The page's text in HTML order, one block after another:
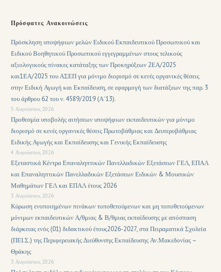
Πρόσφατες Ανακοινώσεις
Πρόσκληση υποψήφιων μελών Ειδικού Εκπαιδευτικού Προσωπικού και
Ειδικού Βοηθητικού Προσωπικού εγγεγραμμένων στους τελικούς
αξιολογικούς πίνακες κατάταξης των Προκηρύξεων 2ΕΑ/2025
και1ΕΑ/2025 του ΑΣΕΠ για μόνιμο διορισμό σε κενές οργανικές θέσεις
στην Ειδική Αγωγή και Εκπαίδευση, σε εφαρμογή των διατάξεων της παρ. 3
του άρθρου 62 του ν. 4589/2019 (Α΄13).
5 Αυγούστου, 2026
Προθεσμία υποβολής αιτήσεων υποψήφιων εκπαιδευτικών για μόνιμο
διορισμό σε κενές οργανικές θέσεις Πρωτοβάθμιας και Δευτεροβάθμιας
Ειδικής Αγωγής και Εκπαίδευσης και Γενικής Εκπαίδευσης
4 Αυγούστου, 2026
Εξεταστικά Κέντρα Επαναληπτικών Πανελλαδικών Εξετάσεων ΓΕΛ, ΕΠΑΛ
και Επαναληπτικών Πανελλαδικών Εξετάσεων Ειδικών & Μουσικών
Μαθημάτων ΓΕΛ και ΕΠΑΛ έτους 2026
3 Αυγούστου, 2026
Κύρωση ενοποιημένων πινάκων τοποθετούμενων και μη τοποθετούμενων
μόνιμων εκπαιδευτικών Α/θμιας & Β/θμιας εκπαίδευσης με απόσπαση
διάρκειας ενός (01) διδακτικού έτους2026-2027, στα Πειραματικά Σχολεία
(ΠΕΙ.Σ.) της Περιφερειακής Διεύθυνσης Εκπαίδευσης Αν.Μακεδονίας –
Θράκης
3 Αυγούστου, 2026